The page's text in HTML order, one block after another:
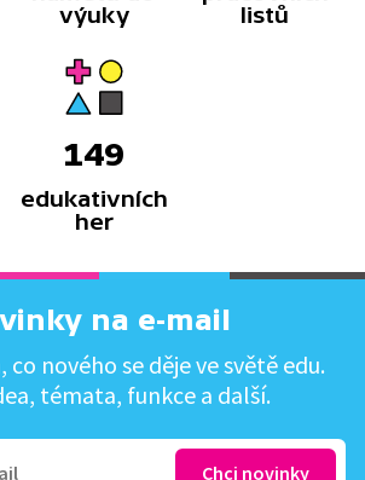
výuky
listů
149
edukativních
her
na e-mail
co nového se děje ve světě edu.
témata, funkce a další.